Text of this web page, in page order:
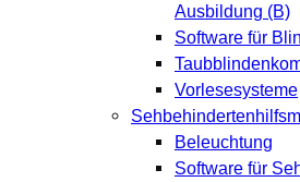
Ausbildung (B)
Software für
Vorlesesysteme
Beleuchtung
Software für